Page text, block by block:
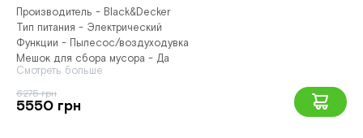
Производитель - Black&Decker
Тип питания - Электрический
Функции - Пылесос/воздуходувка
Мешок для сбора мусора - Да
Смотреть больше
6275 грн
5550 грн